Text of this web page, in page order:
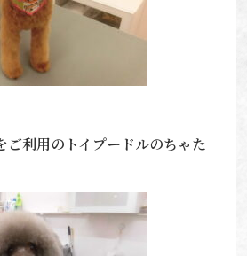
ご利用のトイプードルのちゃた